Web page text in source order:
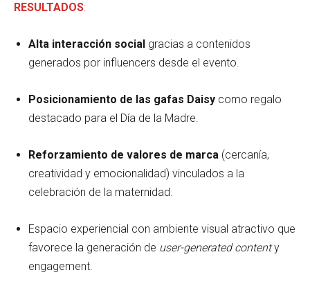
RESULTADOS:
Alta interacción social gracias a contenidos
generados por influencers desde el evento.
Posicionamiento de las gafas Daisy como regalo
destacado para el Día de la Madre.
Reforzamiento de valores de marca (cercanía,
creatividad y emocionalidad) vinculados a la
celebración de la maternidad.
Espacio experiencial con ambiente visual atractivo que
favorece la generación de user-generated contenty
engagement.